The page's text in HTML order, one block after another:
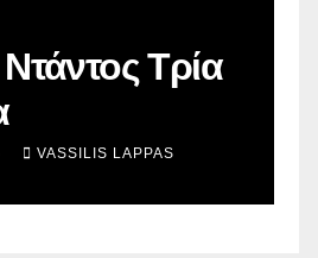
Τρία
VASSILIS LAPPAS